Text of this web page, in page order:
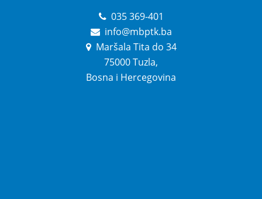
035 369-401
info@mbptk.ba
Maršala Tita do 34
75000 Tuzla,
Bosna i Hercegovina